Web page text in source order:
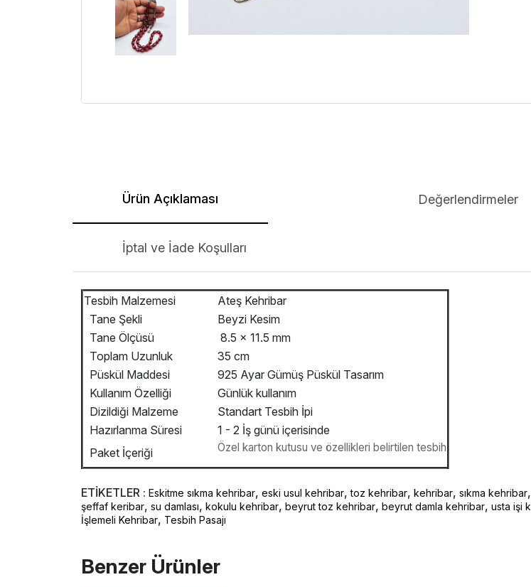
Ürün Açıklaması Değerlendirmeler
İptal ve İade Koşulları
Tesbih Malzemesi
Ateş Kehribar
Tane Şekli
Beyzi Kesim
Tane Ölçüsü
8.5 x 11.5 mm
Toplam Uzunluk
35 cm
Püskül Maddesi
925 Ayar Gümüş Püskül Tasarım
Kullanım Özelliği
Günlük kullanım
Dizildiği Malzeme
Standart Tesbih İpi
Hazırlanma Süresi
1 - 2 İş günü içerisinde
Paket İçeriği
Özel karton kutusu ve özellikleri belirtilen tesbih
ETİKETLER : Eskitme sıkma kehribar, eski usul kehribar,toz kehribar, kehribar, sıkma kehribar,
şeffaf keribar, su damlası, kokulu kehribar, beyrut toz kehribar, beyrut damla kehribar, usta işi k
İşlemeli Kehribar, Tesbih Pasajı
Benzer Ürünler ️